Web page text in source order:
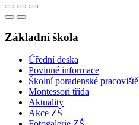
Základní škola
Úřední deska
Povinné informace
Školní poradenské pracoviště
Montessori třída
Aktuality
Akce ZŠ